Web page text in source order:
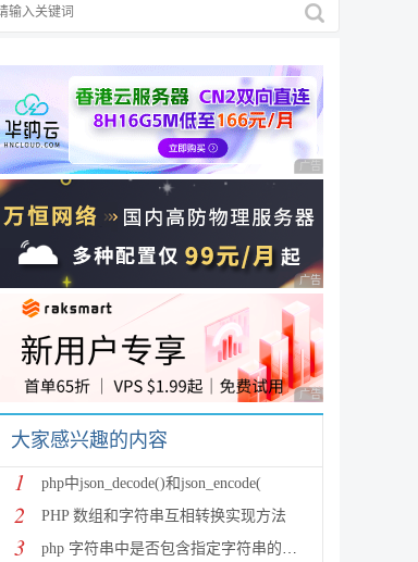
广告 商业广告，理性
广告 商业广告，理性
广告 商业广告，理性
大家感兴趣的内容
1 php中json_decode()和json_encode(
2 PHP 数组和字符串互相转换实现方法
3 php 字符串中是否包含指定字符串的多种方法